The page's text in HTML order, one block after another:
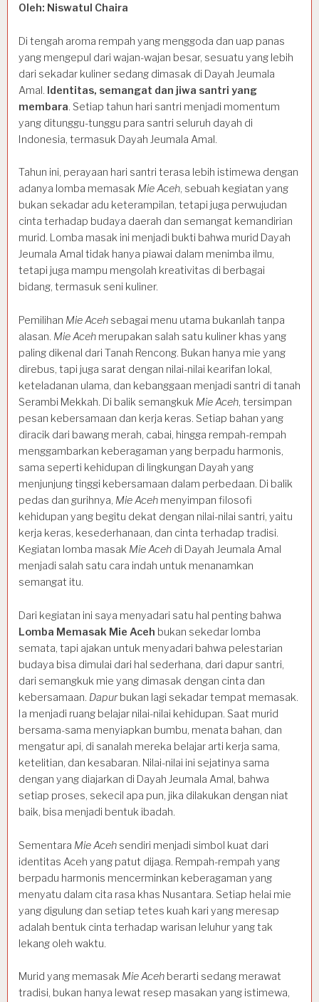
Oleh: Niswatul Chaira
Di tengah aroma rempah yang menggoda dan uap panas
yang mengepul dari wajan-wajan besar, sesuatu yang lebih
dari sekadar kuliner sedang dimasak di Dayah Jeumala
Amal. Identitas, semangat dan jiwa santri yang
membara. Setiap tahun hari santri menjadi momentum
yang ditunggu-tunggu para santri seluruh dayah di
Indonesia, termasuk Dayah Jeumala Amal.
Tahun ini, perayaan hari santri terasa lebih istimewa dengan
adanya lomba memasak Mie Aceh, sebuah kegiatan yang
bukan sekadar adu keterampilan, tetapi juga perwujudan
cinta terhadap budaya daerah dan semangat kemandirian
murid. Lomba masak ini menjadi bukti bahwa murid Dayah
Jeumala Amal tidak hanya piawai dalam menimba ilmu,
tetapi juga mampu mengolah kreativitas di berbagai
bidang, termasuk seni kuliner.
Pemilihan Mie Aceh sebagai menu utama bukanlah tanpa
alasan. Mie Aceh merupakan salah satu kuliner khas yang
paling dikenal dari Tanah Rencong. Bukan hanya mie yang
direbus, tapi juga sarat dengan nilai-nilai kearifan lokal,
keteladanan ulama, dan kebanggaan menjadi santri di tanah
Serambi Mekkah. Di balik semangkuk Mie Aceh, tersimpan
pesan kebersamaan dan kerja keras. Setiap bahan yang
diracik dari bawang merah, cabai, hingga rempah-rempah
menggambarkan keberagaman yang berpadu harmonis,
sama seperti kehidupan di lingkungan Dayah yang
menjunjung tinggi kebersamaan dalam perbedaan. Di balik
pedas dan gurihnya, Mie Aceh menyimpan filosofi
kehidupan yang begitu dekat dengan nilai-nilai santri, yaitu
kerja keras, kesederhanaan, dan cinta terhadap tradisi.
Kegiatan lomba masak Mie Aceh di Dayah Jeumala Amal
menjadi salah satu cara indah untuk menanamkan
semangat itu.
Dari kegiatan ini saya menyadari satu hal penting bahwa
Lomba Memasak Mie Aceh bukan sekedar lomba
semata, tapi ajakan untuk menyadari bahwa pelestarian
budaya bisa dimulai dari hal sederhana, dari dapur santri,
dari semangkuk mie yang dimasak dengan cinta dan
kebersamaan. Dapurbukan lagi sekadar tempat memasak.
Ia menjadi ruang belajar nilai-nilai kehidupan. Saat murid
bersama-sama menyiapkan bumbu, menata bahan, dan
mengatur api, di sanalah mereka belajar arti kerja sama,
ketelitian, dan kesabaran. Nilai-nilai ini sejatinya sama
dengan yang diajarkan di Dayah Jeumala Amal, bahwa
setiap proses, sekecil apa pun, jika dilakukan dengan niat
baik, bisa menjadi bentuk ibadah.
Sementara Mie Aceh sendiri menjadi simbol kuat dari
identitas Aceh yang patut dijaga. Rempah-rempah yang
berpadu harmonis mencerminkan keberagaman yang
menyatu dalam cita rasa khas Nusantara. Setiap helai mie
yang digulung dan setiap tetes kuah kari yang meresap
adalah bentuk cinta terhadap warisan leluhur yang tak
lekang oleh waktu.
Murid yang memasak Mie Aceh berarti sedang merawat
tradisi, bukan hanya lewat resep masakan yang istimewa,